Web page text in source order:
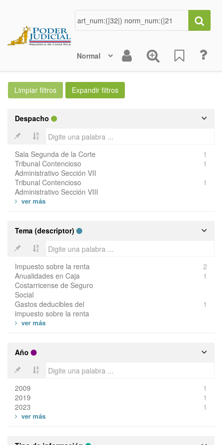
Despacho
Sala Segunda de la Corte
1
Tribunal Contencioso
Administrativo Sección VII
1
Tribunal Contencioso
Administrativo Sección VIII
1
Tema (descriptor)
Impuesto sobre la renta
2
Anualidades en Caja
Costarricense de Seguro
Social
1
Gastos deducibles del
impuesto sobre la renta
1
Año
2009
1
2019
1
2023
1